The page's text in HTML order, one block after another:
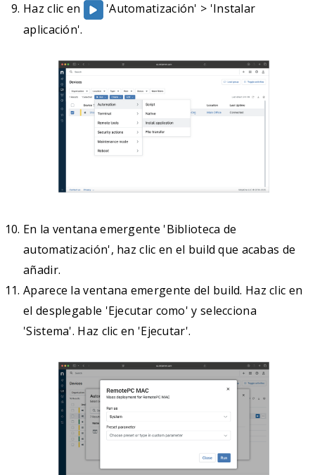
Haz clic en
'Automatización' > 'Instalar
aplicación'.
En la ventana emergente 'Biblioteca de
automatización', haz clic en el build que acabas de
añadir.
Aparece la ventana emergente del build. Haz clic en
el desplegable 'Ejecutar como' y selecciona
'Sistema'. Haz clic en 'Ejecutar'.